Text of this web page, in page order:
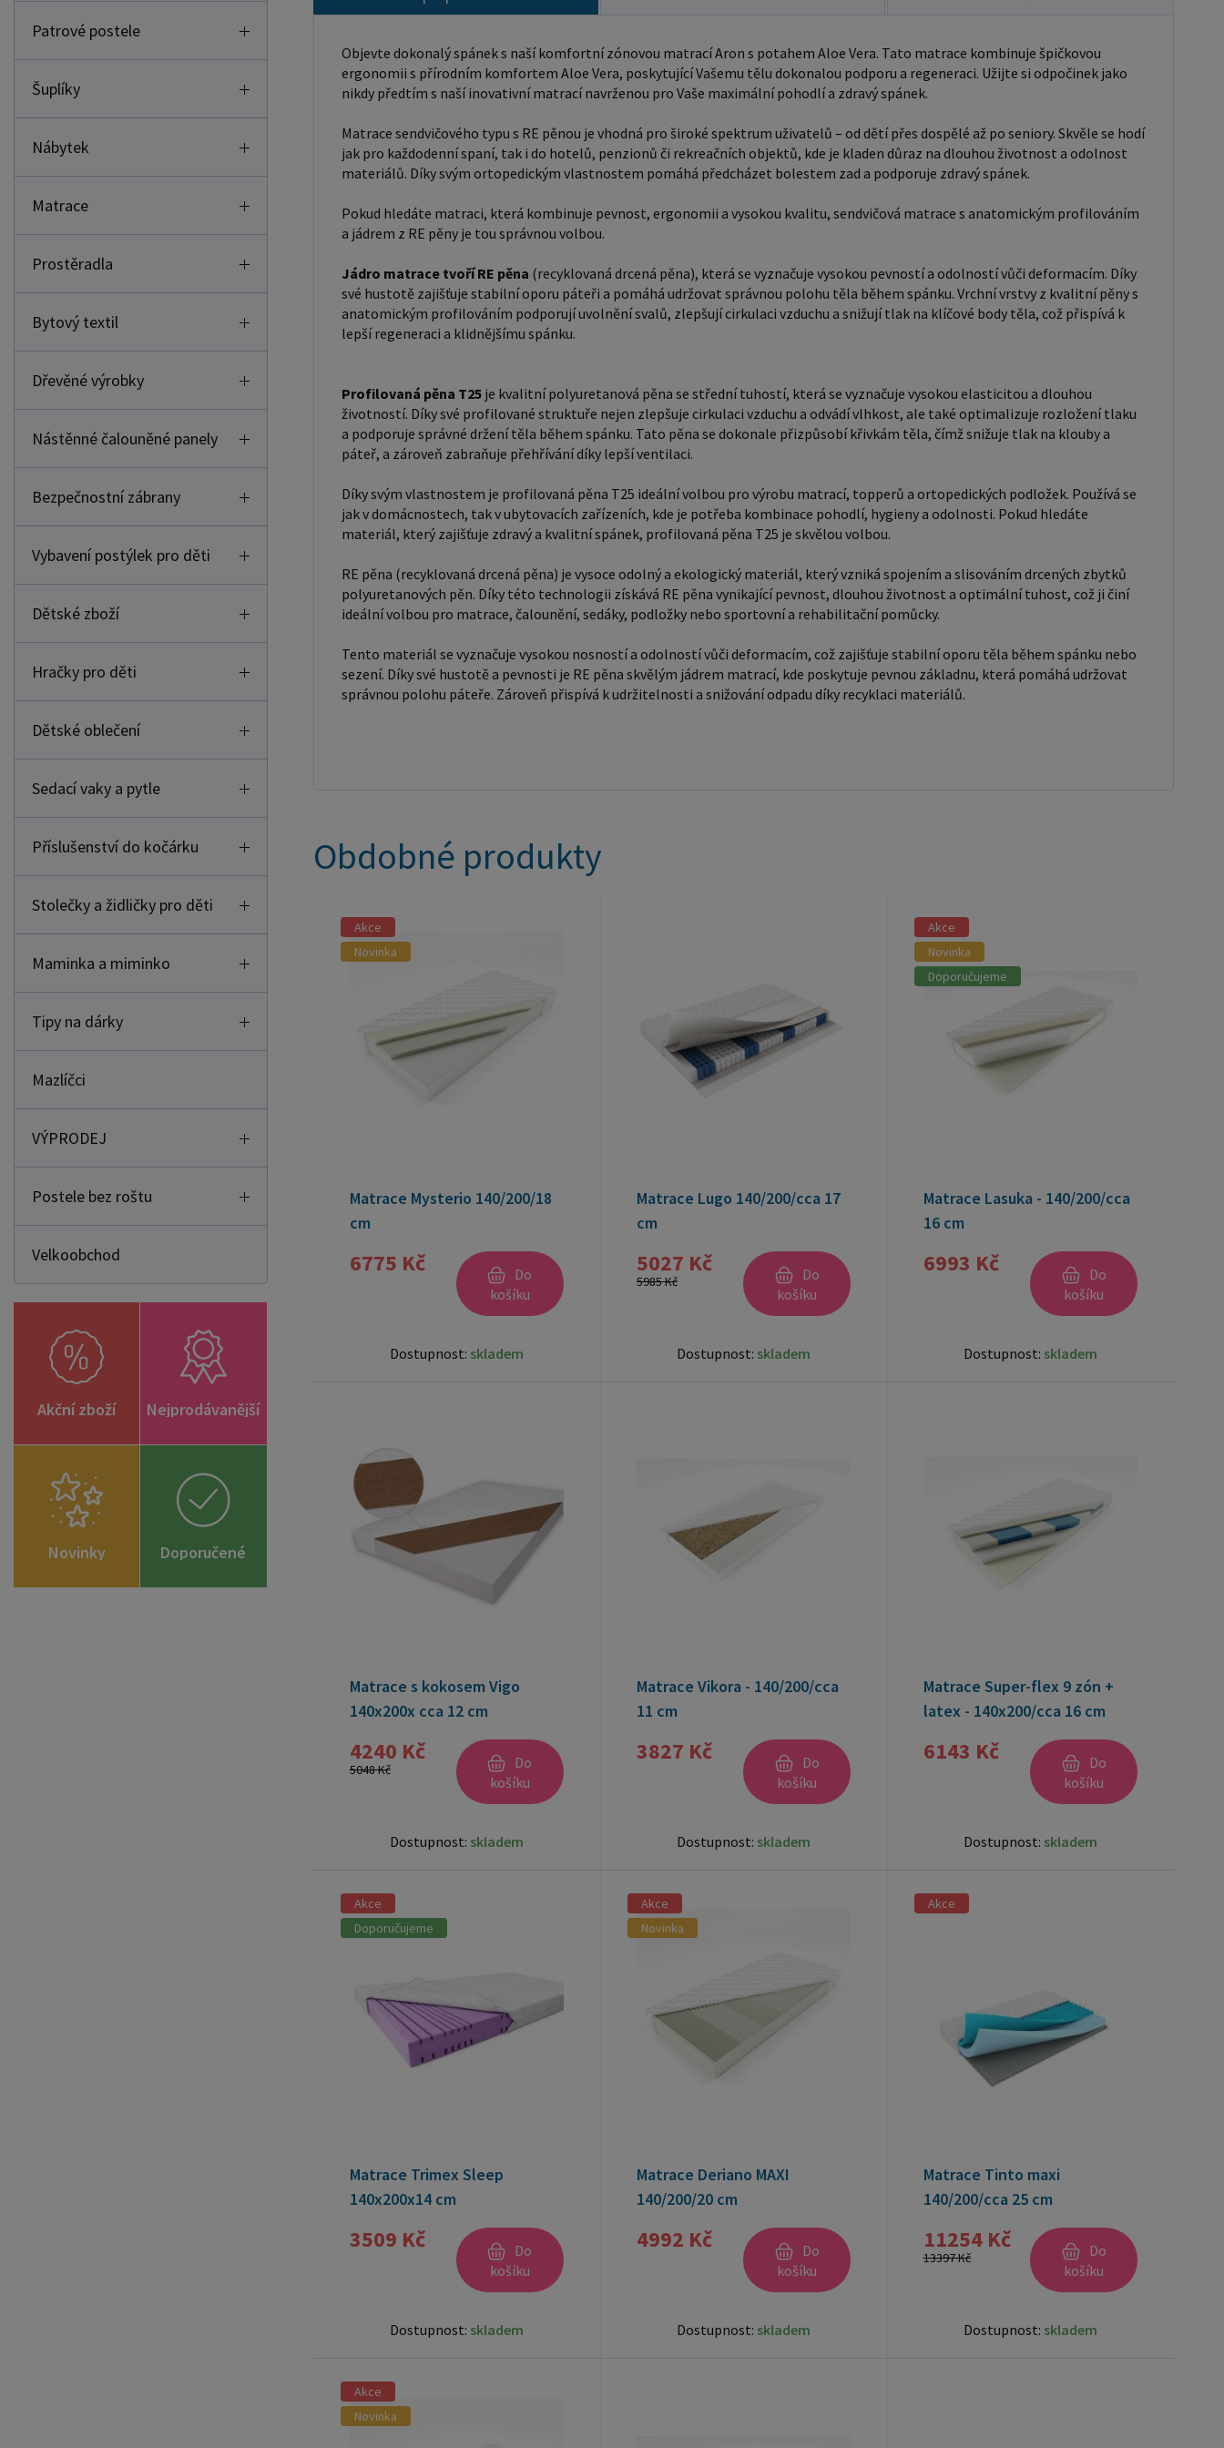
Patrové postele
Šuplíky
Nábytek
Matrace
Prostěradla
Bytový textil
Dřevěné výrobky
Nástěnné čalouněné panely
Bezpečnostní zábrany
Vybavení postýlek pro děti
Dětské zboží
Hračky pro děti
Dětské oblečení
Sedací vaky a pytle
Příslušenství do kočárku
Stolečky a židličky pro děti
Maminka a miminko
Tipy na dárky
Mazlíčci
VÝPRODEJ
Postele bez roštu
Velkoobchod
Akční zboží Nejprodávanější
Novinky
Doporučené
zboží
vzduchu a odvádí vlhkost, ale také optimalizuje rozložení
tlaku a podporuje správné držení těla během spánku. Tato
na klouby a páteř, a zároveň zabraňuje přehřívání díky lepší
ventilaci. Díky svým vlastnostem je profilovaná pěna T25
ideální volbou pro výrobu matrací, topperů a ortopedických
podložek. Používá se jak v domácnostech, tak v ubytovacích
odolnosti. Pokud hledáte materiál, který zajišťuje zdravý a
kvalitní spánek, profilovaná pěna T25 je skvělou volbou. RE
pěna (recyklovaná drcená pěna) je vysoce odolný a
získává RE pěna vynikající pevnost, dlouhou životnost a
optimální tuhost, což ji činí ideální volbou pro matrace,
čalounění, sedáky, podložky nebo sportovní a rehabilitační
odolností vůči deformacím, což zajišťuje stabilní oporu těla
během spánku nebo sezení. Díky své hustotě a pevnosti je RE
pěna skvělým jádrem matrací, kde poskytuje pevnou
Zároveň přispívá k udržitelnosti a snižování odpadu díky
recyklaci materiálů.
Objevte dokonalý spánek s naší komfortní zónovou matrací Aron s potahem Aloe Vera. Tato matrace kombinuje špičkovou
ergonomii s přírodním komfortem Aloe Vera, poskytující Vašemu tělu dokonalou podporu a regeneraci. Užijte si odpočinek jako
nikdy předtím s naší inovativní matrací navrženou pro Vaše maximální pohodlí a zdravý spánek.
Matrace sendvičového typu s RE pěnou je vhodná pro široké spektrum uživatelů – od dětí přes dospělé až po seniory. Skvěle se hodí
jak pro každodenní spaní, tak i do hotelů, penzionů či rekreačních objektů, kde je kladen důraz na dlouhou životnost a odolnost
materiálů. Díky svým ortopedickým vlastnostem pomáhá předcházet bolestem zad a podporuje zdravý spánek.
Pokud hledáte matraci, která kombinuje pevnost, ergonomii a vysokou kvalitu, sendvičová matrace s anatomickým profilováním
a jádrem z RE pěny je tou správnou volbou.
Jádro matrace tvoří RE pěna (recyklovaná drcená pěna), která se vyznačuje vysokou pevností a odolností vůči deformacím. Díky
své hustotě zajišťuje stabilní oporu páteři a pomáhá udržovat správnou polohu těla během spánku. Vrchní vrstvy z kvalitní pěny s
anatomickým profilováním podporují uvolnění svalů, zlepšují cirkulaci vzduchu a snižují tlak na klíčové body těla, což přispívá k
lepší regeneraci a klidnějšímu spánku.
Profilovaná pěna T25je kvalitní polyuretanová pěna se střední tuhostí, která se vyznačuje vysokou elasticitou a dlouhou
životností. Díky své profilované struktuře nejen zlepšuje cirkulaci vzduchu a odvádí vlhkost, ale také optimalizuje rozložení tlaku
a podporuje správné držení těla během spánku. Tato pěna se dokonale přizpůsobí křivkám těla, čímž snižuje tlak na klouby a
páteř, a zároveň zabraňuje přehřívání díky lepší ventilaci.
Díky svým vlastnostem je profilovaná pěna T25 ideální volbou pro výrobu matrací, topperů a ortopedických podložek. Používá se
jak v domácnostech, tak v ubytovacích zařízeních, kde je potřeba kombinace pohodlí, hygieny a odolnosti. Pokud hledáte
materiál, který zajišťuje zdravý a kvalitní spánek, profilovaná pěna T25 je skvělou volbou.
RE pěna (recyklovaná drcená pěna) je vysoce odolný a ekologický materiál, který vzniká spojením a slisováním drcených zbytků
polyuretanových pěn. Díky této technologii získává RE pěna vynikající pevnost, dlouhou životnost a optimální tuhost, což ji činí
ideální volbou pro matrace, čalounění, sedáky, podložky nebo sportovní a rehabilitační pomůcky.
Tento materiál se vyznačuje vysokou nosností a odolností vůči deformacím, což zajišťuje stabilní oporu těla během spánku nebo
sezení. Díky své hustotě a pevnosti je RE pěna skvělým jádrem matrací, kde poskytuje pevnou základnu, která pomáhá udržovat
správnou polohu páteře. Zároveň přispívá k udržitelnosti a snižování odpadu díky recyklaci materiálů.
Obdobné produkty
Akce
Novinka
Matrace Mysterio 140/200/18
cm
6775 Kč
Do
košíku
Dostupnost: skladem
Matrace Lugo 140/200/cca 17
cm
5027 Kč
5985 Kč
Do
košíku
Dostupnost: skladem
Akce
Novinka
Doporučujeme
Matrace Lasuka - 140/200/cca
16 cm
6993 Kč
Do
košíku
Dostupnost: skladem
Matrace s kokosem Vigo
140x200x cca 12 cm
4240 Kč
5048 Kč
Do
košíku
Dostupnost: skladem
Matrace Vikora - 140/200/cca
11 cm
3827 Kč
Do
košíku
Dostupnost: skladem
Matrace Super-flex 9 zón +
latex - 140x200/cca 16 cm
6143 Kč
Do
košíku
Dostupnost: skladem
Akce
Doporučujeme
Matrace Trimex Sleep
140x200x14 cm
3509 Kč
Do
košíku
Dostupnost: skladem
Akce
Novinka
Matrace Deriano MAXI
140/200/20 cm
4992 Kč
Do
košíku
Dostupnost: skladem
Akce
Matrace Tinto maxi
140/200/cca 25 cm
11254 Kč
13397 Kč
Do
košíku
Dostupnost: skladem
Akce
Novinka